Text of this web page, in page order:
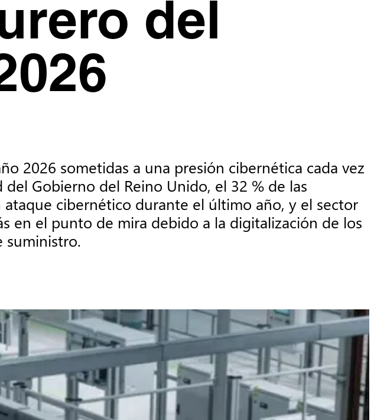
del
2026 sometidas a una presión cibernética cada vez
Gobierno del Reino Unido, el 32 % de las
cibernético durante el último año, y el sector
en el punto de mira debido a la digitalización de los
suministro.